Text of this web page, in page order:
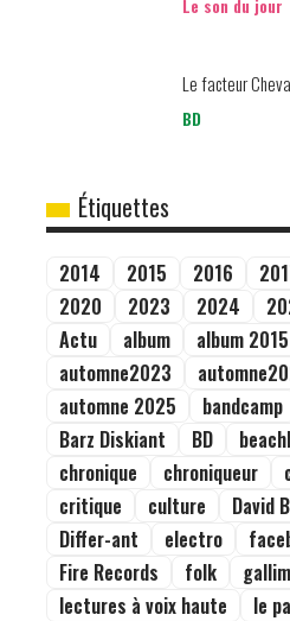
Le son du jour
Le facteur
BD
Étiquettes
2014 2015 2016
2020
2023 2024
Actu
album album 2015
automne2023
automne 2025
bandcamp
Barz Diskiant
BD
chronique
chroniqueur
critique
culture David
Differ-ant
electro
Fire Records
folk
lectures à voix haute
le